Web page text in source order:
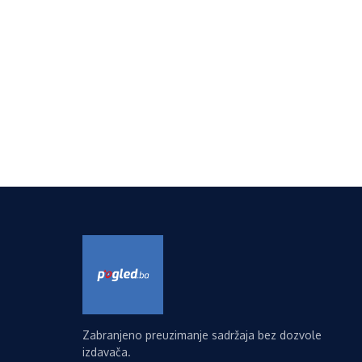
Zabranjeno preuzimanje sadržaja bez dozvole
izdavača.